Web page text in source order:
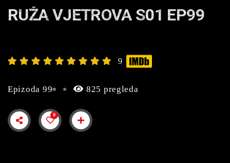
RUŽA VJETROVA S01 EP99
9
Epizoda 99 825 pregleda
0